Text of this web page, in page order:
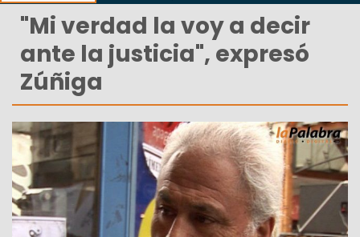
"Mi verdad la voy a decir
ante la justicia", expresó
Zúñiga